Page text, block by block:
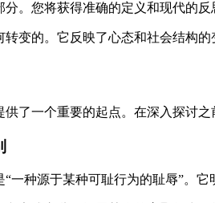
。您将获得准确的定义和现代的反
变的。它反映了心态和社会结构
了一个重要的起点。在深入探讨之
“一种源于某种可耻行为的耻辱”。